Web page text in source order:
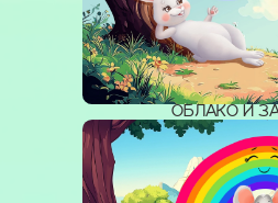
ОБЛАКО И